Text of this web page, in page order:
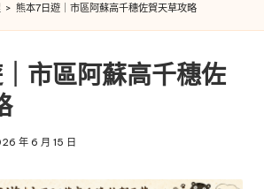
> 熊本7日遊｜市區阿蘇高千穗佐賀天草攻略
市區阿蘇高千穗佐
年 6 月 15 日